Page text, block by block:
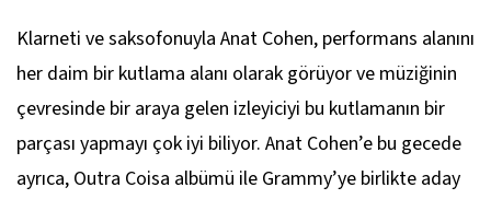
Klarneti ve saksofonuyla Anat Cohen, performans alanını
her daim bir kutlama alanı olarak görüyor ve müziğinin
çevresinde bir araya gelen izleyiciyi bu kutlamanın bir
parçası yapmayı çok iyi biliyor. Anat Cohen’e bu gecede
ayrıca, Outra Coisa albümü ile Grammy’ye birlikte aday